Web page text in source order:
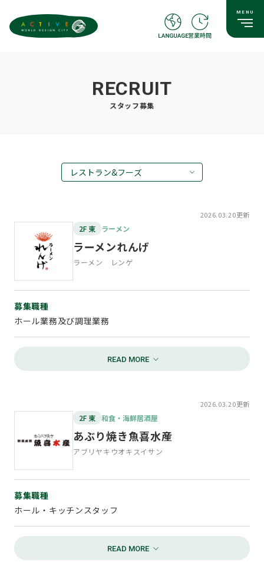
RECRUIT
スタッフ募集
レストラン&フーズ
レストラン&フーズ
ファッション&雑貨
スクール&サービス
2026.03.20更新
2F 東 ラーメン
ラーメンれんげ
ラーメン レンゲ
募集職種
ホール業務及び調理業務
勤務時間
10:30 ～ 21:30
急募10:30～15:30 応相談
主婦さん大歓迎です
時給1,100円 研修期間1,065円
待遇
お問い合わせ
2026.03.20更新
2F 東 和食・海鮮居酒屋
あぶり焼き魚喜水産
アブリヤキウオキスイサン
募集職種
ホール・キッチンスタッフ
勤務時間
9：30～14：30、17：00～21：30